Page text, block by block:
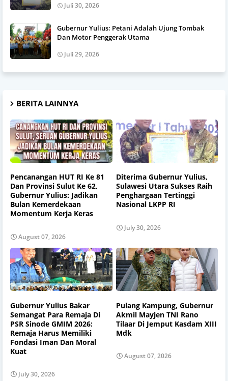
Juli 30, 2026
Gubernur Yulius: Petani Adalah Ujung Tombak
Dan Motor Penggerak Utama
Juli 29, 2026
BERITA LAINNYA
Pencanangan HUT RI Ke 81
Dan Provinsi Sulut Ke 62,
Gubernur Yulius: Jadikan
Bulan Kemerdekaan
Momentum Kerja Keras
August 07, 2026
Diterima Gubernur Yulius,
Sulawesi Utara Sukses Raih
Penghargaan Tertinggi
Nasional LKPP RI
July 30, 2026
Gubernur Yulius Bakar
Semangat Para Remaja Di
PSR Sinode GMIM 2026:
Remaja Harus Memiliki
Fondasi Iman Dan Moral
Kuat
July 30, 2026
Pulang Kampung, Gubernur
Akmil Mayjen TNI Rano
Tilaar Di Jemput Kasdam XIII
Mdk
August 07, 2026